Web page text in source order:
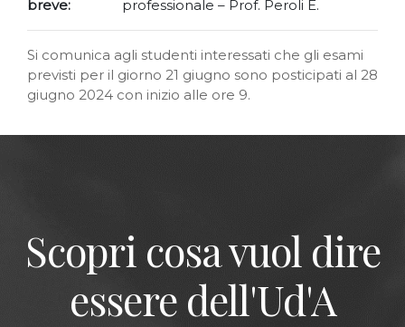
breve:
professionale – Prof. Peroli E.
Si comunica agli studenti interessati che gli esami
previsti per il giorno 21 giugno sono posticipati al 28
giugno 2024 con inizio alle ore 9.
Scopri cosa vuol dire
essere dell'Ud'A